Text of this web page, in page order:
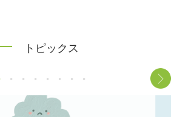
トピックス